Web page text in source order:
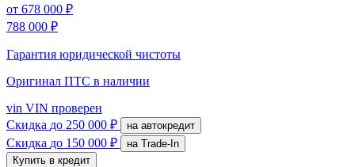
от 678 000 ₽
788 000 ₽
Гарантия юридической чистоты
Оригинал ПТС в наличии
vin VIN проверен
Скидка до 250 000 ₽ на автокредит
Скидка до 150 000 ₽
на Trade-In
Купить в кредит